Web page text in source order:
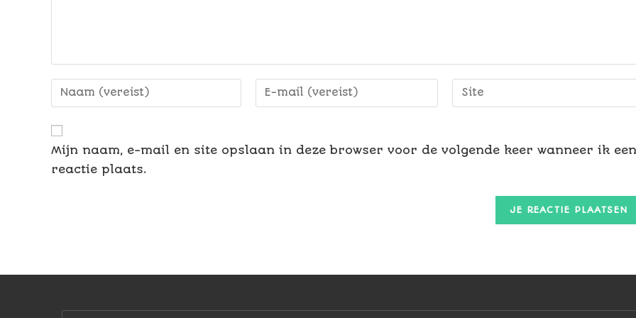
Mijn naam, e-mail en site opslaan in deze browser voor de volgende keer wanneer ik een
reactie plaats.